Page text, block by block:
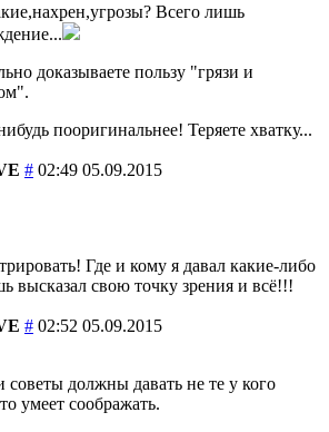
Всего лишь
доказываете пользу "грязи и
пооригинальнее! Теряете хватку...
# 02:49 05.09.2015
Где и кому я давал какие-либо
высказал свою точку зрения и всё!!!
# 02:52 05.09.2015
советы должны давать не те у кого
умеет соображать.